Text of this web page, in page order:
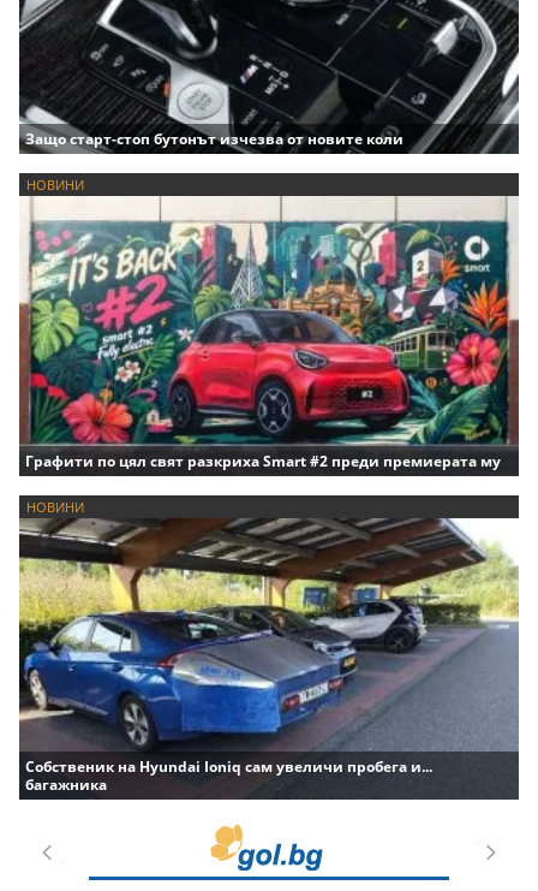
Защо старт-стоп бутонът изчезва от новите коли
НОВИНИ
Графити по цял свят разкриха Smart #2 преди премиерата му
НОВИНИ
Собственик на Hyundai Ioniq сам увеличи пробега и...
багажника